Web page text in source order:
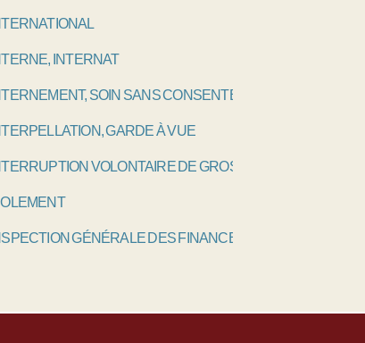
INTERNAT
SOIN SANS CONSENTEMENT
GARDE À VUE
VOLONTAIRE DE GROSSESSE IVG,
GÉNÉRALE DES FINANCES, IGF